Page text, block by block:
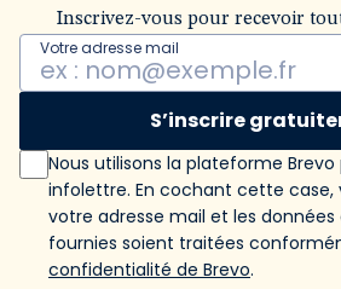
Inscrivez-vous pour recevoir
Votre adresse mail
S’inscrire
Nous utilisons la plateforme
infolettre. En cochant cette case,
votre adresse mail et les données
fournies soient traitées
confidentialité de Brevo.